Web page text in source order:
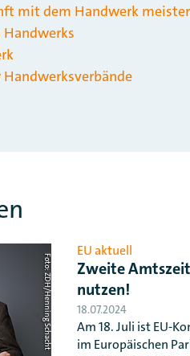
mit dem Handwerk
Foto: ZDH/Henning Schacht
EU aktuell
Zweite
nutzen!
18.07.2024
Am 18. Juli ist EU-
im Europäischen